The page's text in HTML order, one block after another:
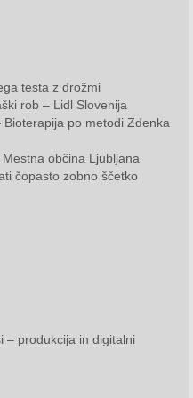
testa z drožmi
rob – Lidl Slovenija
po metodi Zdenka
občina Ljubljana
čopasto zobno ščetko
– produkcija in digitalni